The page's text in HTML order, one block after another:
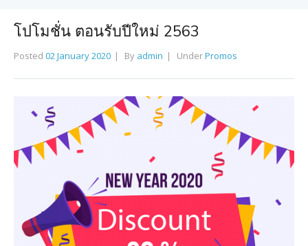
โปโมชั่น ตอนรับปีใหม่ 2563
Posted 02 January 2020 By admin UnderPromos